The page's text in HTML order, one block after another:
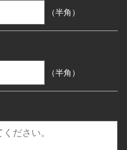
（半角）
（半角）